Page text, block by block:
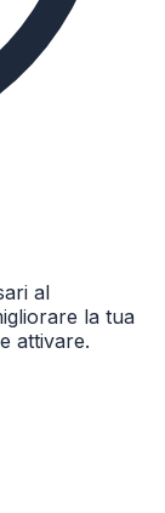
al
la tua
attivare.